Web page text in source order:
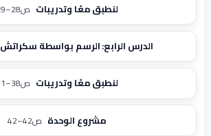
لنطبق معًا وتدريبات ص28–29
الدرس الرابع: الرسم بواسطة سكراتش
لنطبق معًا وتدريبات ص38–41
مشروع الوحدة ص42–42